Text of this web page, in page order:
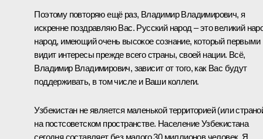
Поэтому повторяю ещё раз, Владимир Владимирович, я
искренне поздравляю Вас. Русский народ – это великий
народ, имеющий очень высокое сознание, который первыми
видит интересы прежде всего страны, своей нации. Всё,
Владимир Владимирович, зависит от того, как Вас будут
поддерживать, в том числе и Ваши коллеги.
Узбекистан не является маленькой территорией (или
на постсоветском пространстве. Население Узбекистана
сегодня составляет без малого 30 миллионов человек. Я